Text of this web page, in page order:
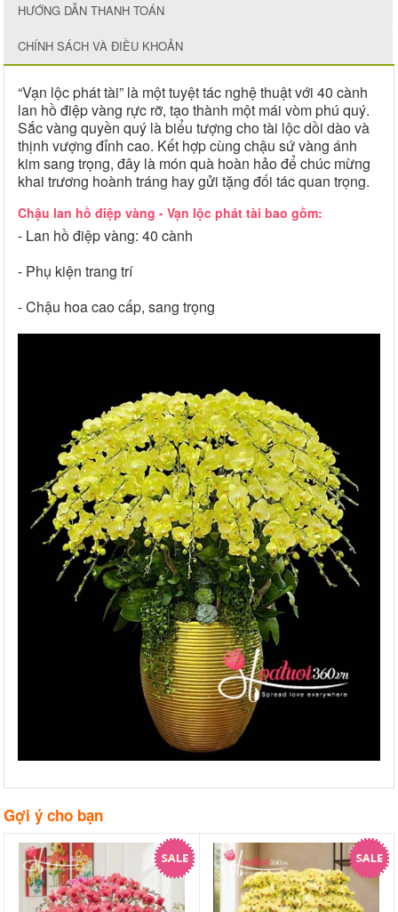
HƯỚNG DẪN THANH TOÁN
CHÍNH SÁCH VÀ ĐIỀU KHOẢN
“Vạn lộc phát tài” là một tuyệt tác nghệ thuật với 40 cành
lan hồ điệp vàng rực rỡ, tạo thành một mái vòm phú quý.
Sắc vàng quyền quý là biểu tượng cho tài lộc dồi dào và
thịnh vượng đỉnh cao. Kết hợp cùng chậu sứ vàng ánh
kim sang trọng, đây là món quà hoàn hảo để chúc mừng
khai trương hoành tráng hay gửi tặng đối tác quan trọng.
Chậu lan hồ điệp vàng - Vạn lộc phát tài bao gồm:
- Lan hồ điệp vàng: 40 cành
- Phụ kiện trang trí
- Chậu hoa cao cấp, sang trọng
Gợi ý cho bạn